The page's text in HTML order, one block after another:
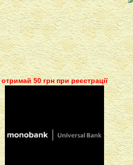
отримай 50 грн при реєстрації